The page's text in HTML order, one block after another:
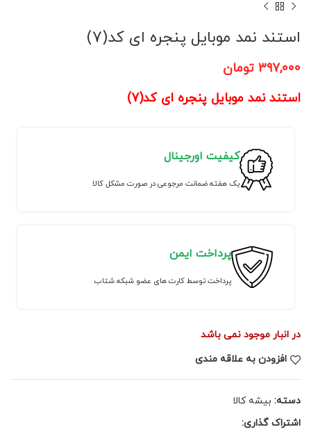
استند نمد موبایل پنجره ای کد(7)
۳۹۷,۰۰۰ تومان
استند نمد موبایل پنجره ای کد(7)
کیفیت اورجینال
یک هفته ضمانت مرجوعی در صورت مشکل کالا
پرداخت ایمن
پرداخت توسط کارت های عضو شبکه شتاب
در انبار موجود نمی باشد
افزودن به علاقه مندی
دسته: بیشه کالا
اشتراک گذاری: